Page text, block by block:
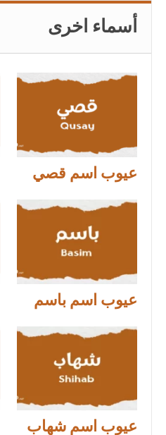
أسماء اخرى
عيوب اسم قصي
عيوب اسم باسم
عيوب اسم شهاب